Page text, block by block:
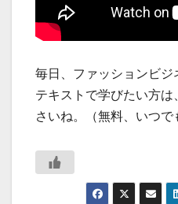
毎日、ファッションビジ
テキストで学びたい方
さいね。（無料、いつ